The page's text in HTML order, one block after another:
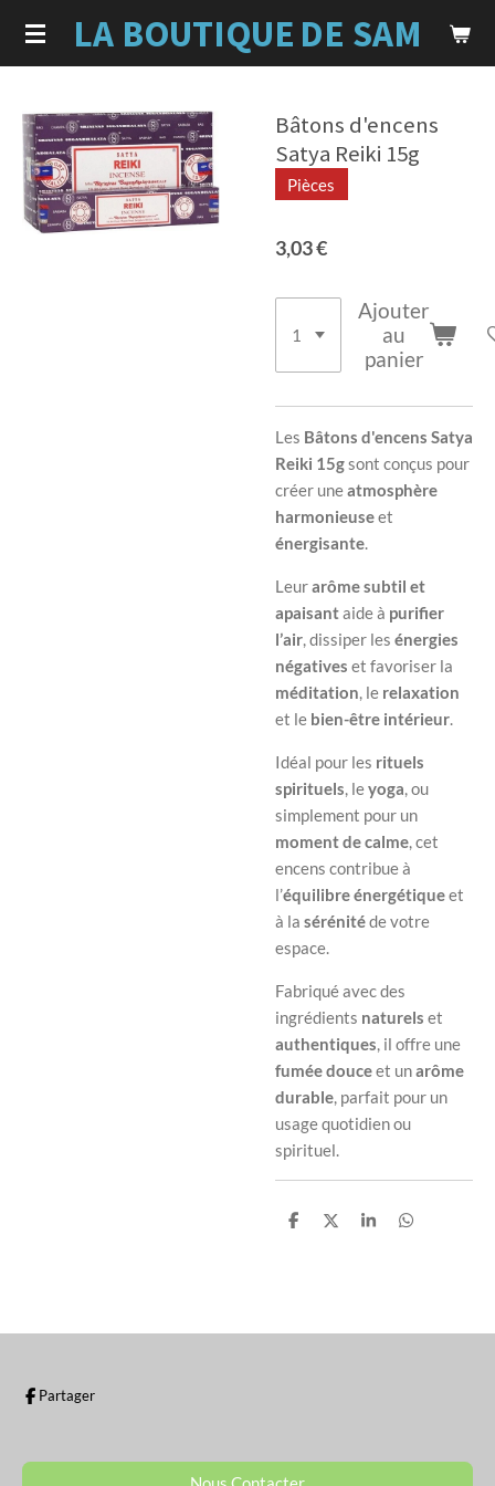
Passer
au
LA BOUTIQUE DE SAM
Bâtons d'encens
Satya Reiki 15g
Pièces
3,03 €
Ajouter
au
panier
Les Bâtons d'encens Satya
Reiki 15gsont conçus pour
créer uneatmosphère
harmonieuseet
énergisante.
Leurarôme subtil et
apaisantaide à purifier
l’air, dissiper les énergies
négatives et favoriser la
méditation, le relaxation
et le bien-être intérieur.
Idéal pour les rituels
spirituels, leyoga, ou
simplement pour un
moment de calme, cet
encens contribue à
l’équilibre énergétiqueet
à la sérénitéde votre
espace.
Fabriqué avec des
ingrédients naturels et
authentiques, il offre une
fumée douceet unarôme
durable, parfait pour un
usage quotidien ou
spirituel.
P
P
P
P
Partager